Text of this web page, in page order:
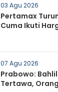
03 Agu 2026
Pertamax
Cuma Ikuti
07 Agu 2026
Prabowo:
Tertawa,